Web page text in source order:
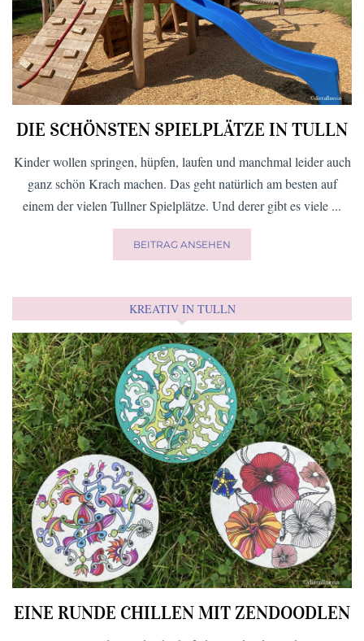
DIE SCHÖNSTEN SPIELPLÄTZE IN TULLN
Kinder wollen springen, hüpfen, laufen und manchmal leider auch
ganz schön Krach machen. Das geht natürlich am besten auf
einem der vielen Tullner Spielplätze. Und derer gibt es viele ...
BEITRAG ANSEHEN
KREATIV IN TULLN
EINE RUNDE CHILLEN MIT ZENDOODLEN